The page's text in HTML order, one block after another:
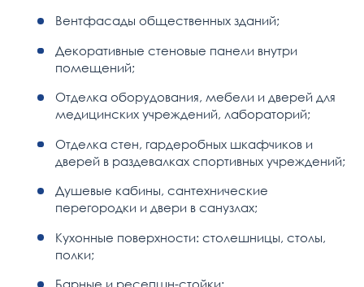
Вентфасады общественных зданий;
Декоративные стеновые панели внутри
помещений;
Отделка оборудования, мебели и дверей для
медицинских учреждений, лабораторий;
Отделка стен, гардеробных шкафчиков и
дверей в раздевалках спортивных учреждений;
Душевые кабины, сантехнические
перегородки и двери в санузлах;
Кухонные поверхности: столешницы, столы,
полки;
Барные и ресепшн-стойки;